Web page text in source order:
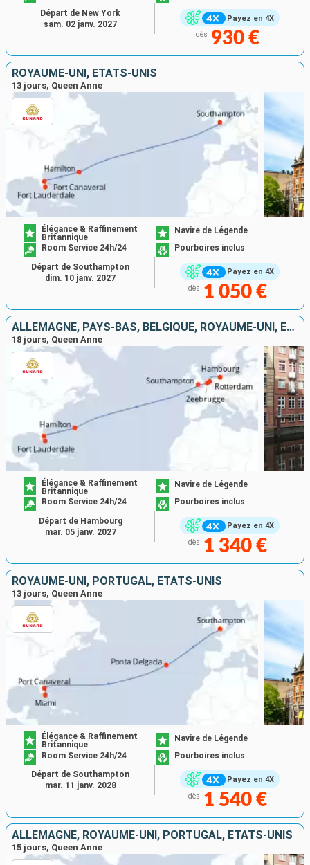
Payez en 4X
dès 930 €
Départ de New York
sam. 02 janv. 2027
ROYAUME-UNI, ÉTATS-UNIS
13 jours, Queen Anne
Payez en 4X
Élégance & Raffinement
Britannique
Navire de Légende
Room Service 24h/24
Pourboires inclus
dès 1 050 €
Départ de Southampton
dim. 10 janv. 2027
ALLEMAGNE, PAYS-BAS, BELGIQUE, ROYAUME-UNI, ÉTATS-UNIS
18 jours, Queen Anne
Payez en 4X
Élégance & Raffinement
Britannique
Navire de Légende
Room Service 24h/24
Pourboires inclus
dès 1 340 €
Départ de Hambourg
mar. 05 janv. 2027
ROYAUME-UNI, PORTUGAL, ÉTATS-UNIS
13 jours, Queen Anne
Payez en 4X
Élégance & Raffinement
Britannique
Navire de Légende
Room Service 24h/24
Pourboires inclus
dès 1 540 €
Départ de Southampton
mar. 11 janv. 2028
ALLEMAGNE, ROYAUME-UNI, PORTUGAL, ÉTATS-UNIS
15 jours, Queen Anne